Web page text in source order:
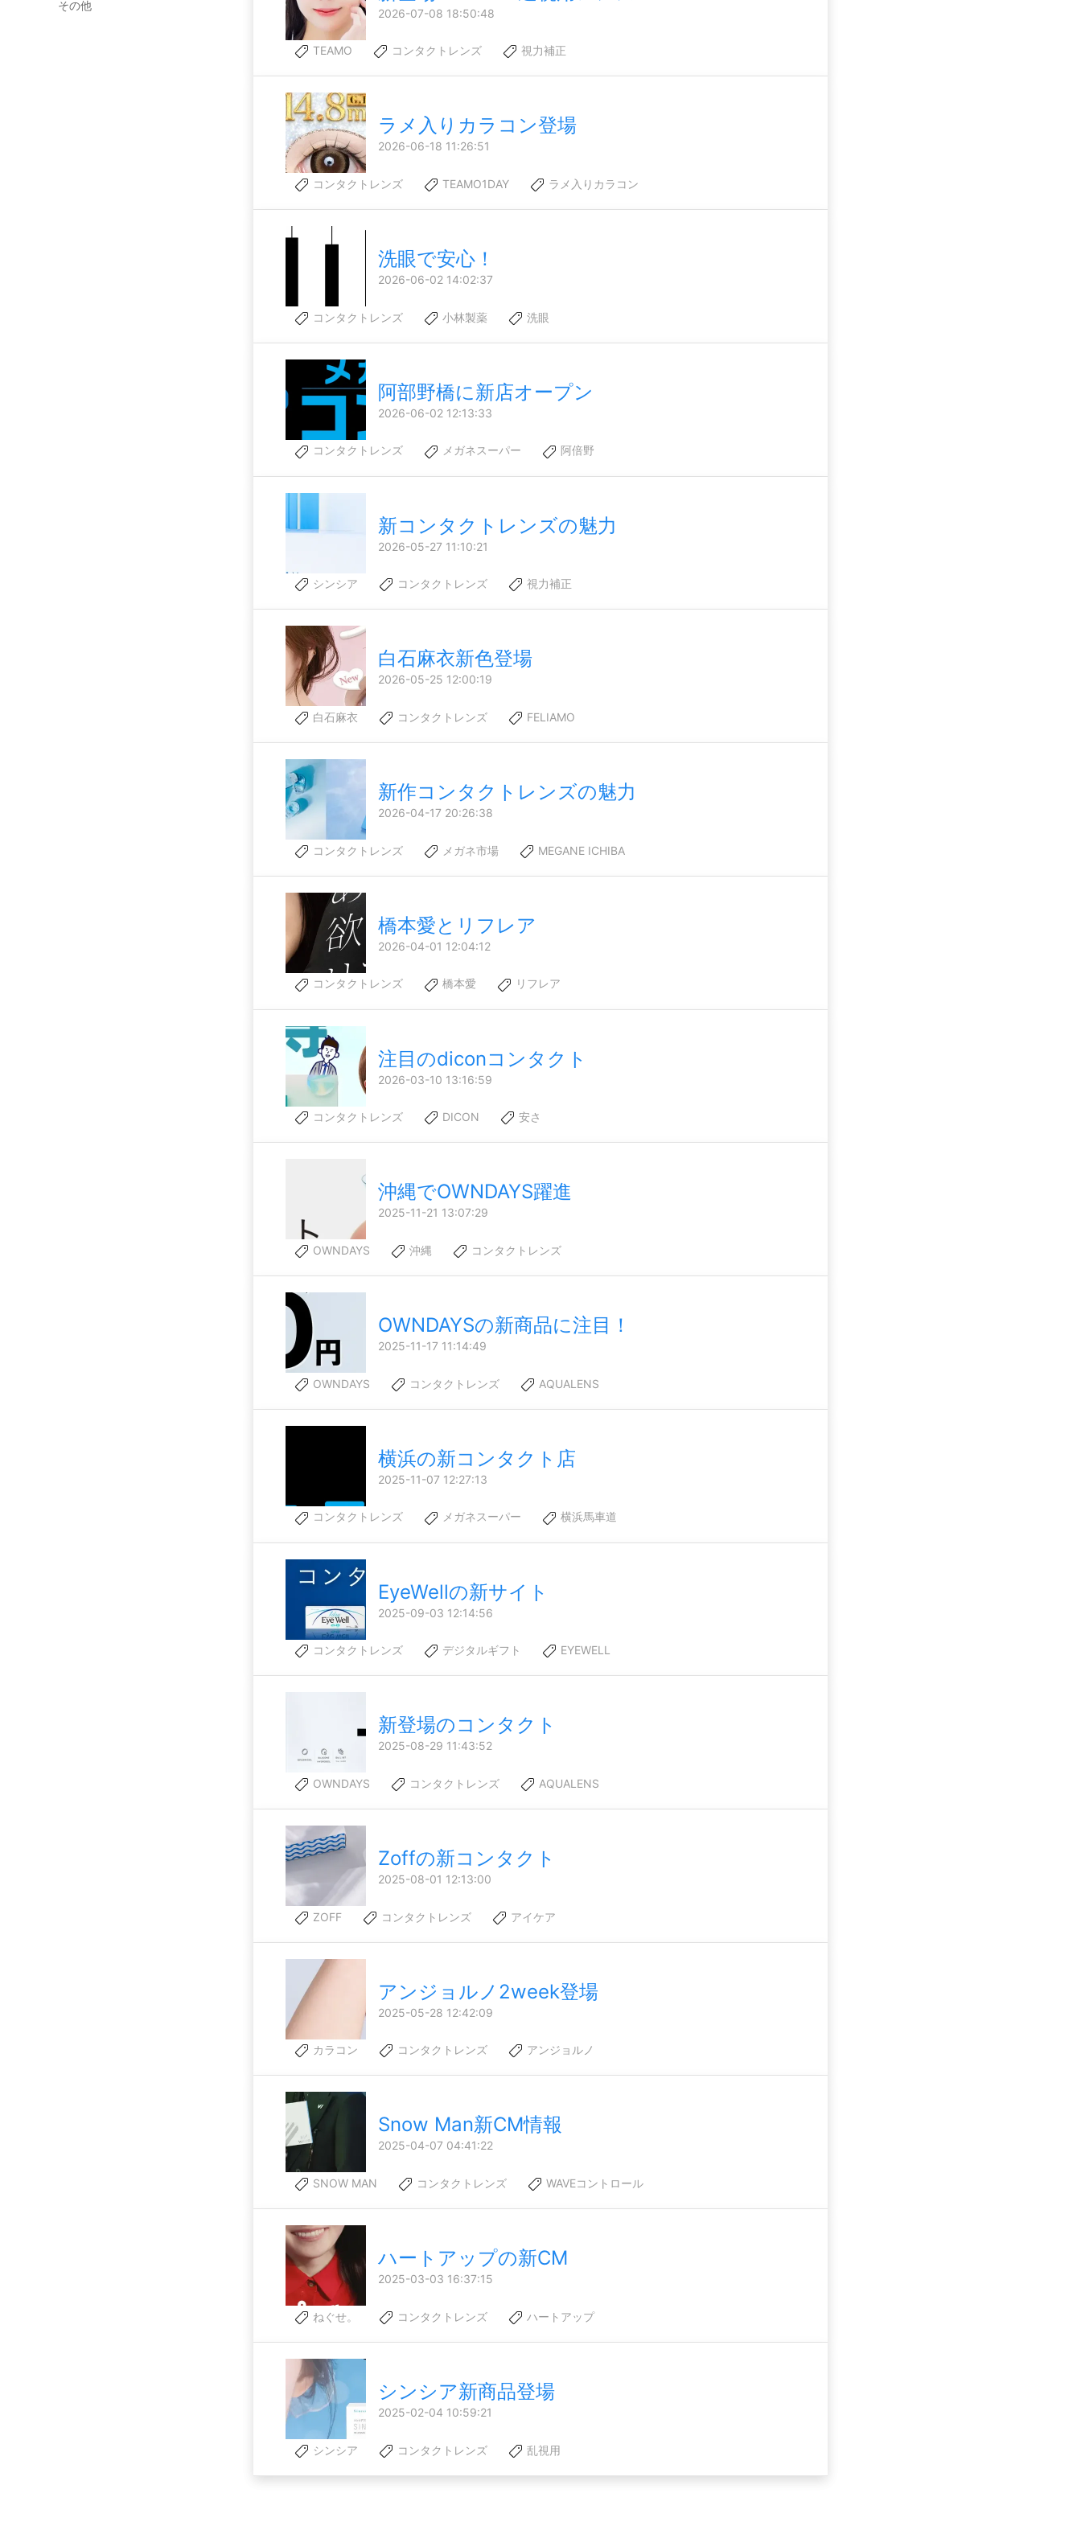
その他
2026-07-08 18:50:48
TEAMO コンタクトレンズ 視力補正
ラメ入りカラコン登場
2026-06-18 11:26:51
コンタクトレンズ TEAMO1DAY ラメ入りカラコン
洗眼で安心！
2026-06-02 14:02:37
コンタクトレンズ 小林製薬 洗眼
阿部野橋に新店オープン
2026-06-02 12:13:33
コンタクトレンズ メガネスーパー 阿倍野
新コンタクトレンズの魅力
2026-05-27 11:10:21
シンシア コンタクトレンズ 視力補正
白石麻衣新色登場
2026-05-25 12:00:19
白石麻衣 コンタクトレンズ FELIAMO
新作コンタクトレンズの魅力
2026-04-17 20:26:38
コンタクトレンズ メガネ市場 MEGANE ICHIBA
橋本愛とリフレア
2026-04-01 12:04:12
コンタクトレンズ 橋本愛 リフレア
注目のdiconコンタクト
2026-03-10 13:16:59
コンタクトレンズ DICON 安さ
沖縄でOWNDAYS躍進
2025-11-21 13:07:29
OWNDAYS 沖縄 コンタクトレンズ
OWNDAYSの新商品に注目！
2025-11-17 11:14:49
OWNDAYS コンタクトレンズ AQUALENS
横浜の新コンタクト店
2025-11-07 12:27:13
コンタクトレンズ メガネスーパー 横浜馬車道
EyeWellの新サイト
2025-09-03 12:14:56
コンタクトレンズ デジタルギフト EYEWELL
新登場のコンタクト
2025-08-29 11:43:52
OWNDAYS コンタクトレンズ AQUALENS
Zoffの新コンタクト
2025-08-01 12:13:00
ZOFF コンタクトレンズ アイケア
アンジョルノ2week登場
2025-05-28 12:42:09
カラコン コンタクトレンズ アンジョルノ
Snow Man新CM情報
2025-04-07 04:41:22
SNOW MAN コンタクトレンズ WAVEコントロール
ハートアップの新CM
2025-03-03 16:37:15
ねぐせ。 コンタクトレンズ ハートアップ
シンシア新商品登場
2025-02-04 10:59:21
シンシア コンタクトレンズ 乱視用